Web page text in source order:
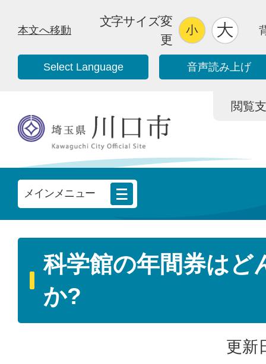
本文へ移動
文字サイズ変
更
Select Language 音声読み上げ
閲覧
メインメニュー
科学館の年間券はど
か?
更新